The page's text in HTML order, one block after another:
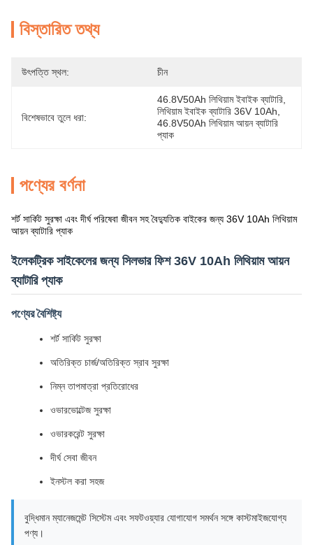
বিস্তারিত তথ্য
উৎপত্তি স্থল: চীন
বিশেষভাবে তুলে ধরা:
46.8V50Ah লিথিয়াম ইবাইক ব্যাটারি
লিথিয়াম ইবাইক ব্যাটারি 36V 10Ah
46.8V50Ah লিথিয়াম আয়ন ব্যাটারি
প্যাক
পণ্যের বর্ণনা
শর্ট সার্কিট সুরক্ষা এবং দীর্ঘ পরিষেবা জীবন সহ বৈদ্যুতিক বাইকের জন্য 36V 10Ah লিথিয়াম
আয়ন ব্যাটারি প্যাক
ইলেকট্রিক সাইকেলের জন্য সিলভার ফিশ 36V 10Ah লিথিয়াম আয়ন
ব্যাটারি প্যাক
পণ্যের বৈশিষ্ট্য
শর্ট সার্কিট সুরক্ষা
অতিরিক্ত চার্জ/অতিরিক্ত স্রাব সুরক্ষা
নিম্ন তাপমাত্রা প্রতিরোধের
ওভারভোল্টেজ সুরক্ষা
ওভারকরেন্ট সুরক্ষা
দীর্ঘ সেবা জীবন
ইনস্টল করা সহজ
বুদ্ধিমান ম্যানেজমেন্ট সিস্টেম এবং সফটওয়্যার যোগাযোগ সমর্থন সঙ্গে কাস্টমাইজযোগ্য
পণ্য।